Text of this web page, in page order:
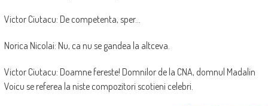
Victor Ciutacu: De competenta, sper…
Norica Nicolai: Nu, ca nu se gandea la altceva.
Victor Ciutacu: Doamne fereste! Domnilor de la CNA, domnul Madalin
Voicu se referea la niste compozitori scotieni celebri.